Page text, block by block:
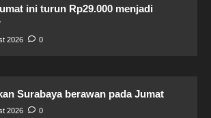
ini turun Rp29.000 menjadi
2026 0
Surabaya berawan pada Jumat
2026 0